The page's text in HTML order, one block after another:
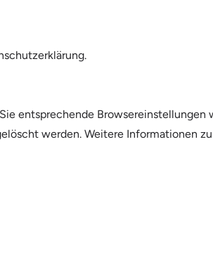
entsprechende Browsereinstellungen
werden. Weitere Informationen